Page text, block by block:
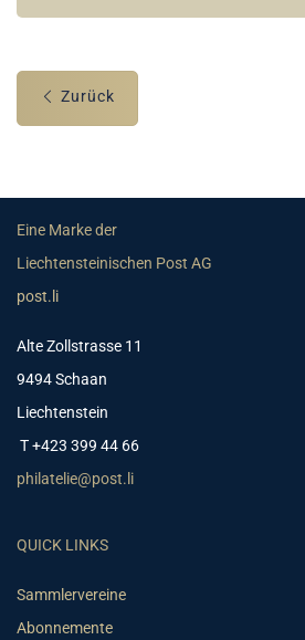
Zurück
Eine Marke der
Liechtensteinischen Post AG
post.li
Alte Zollstrasse 11
9494 Schaan
Liechtenstein
T +423 399 44 66
philatelie@post.li
QUICK LINKS
Sammlervereine
Abonnemente